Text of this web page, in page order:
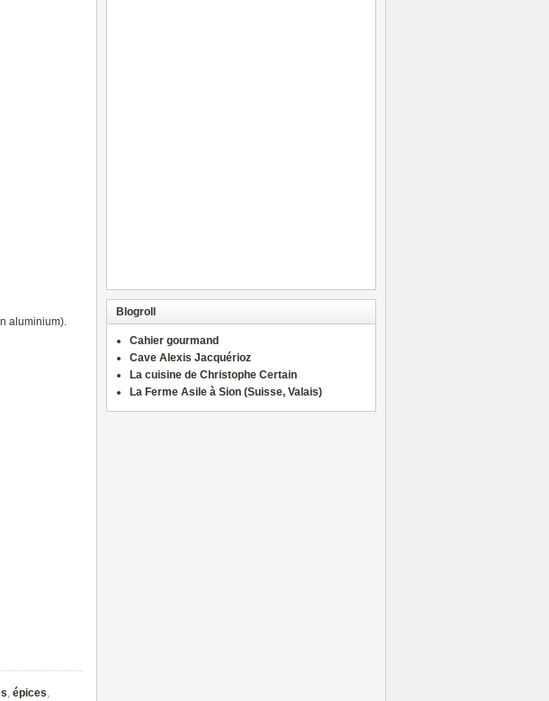
aluminium).
, épices,
Blogroll
Cahier gourmand
Cave Alexis Jacquérioz
La cuisine de Christophe Certain
La Ferme Asile à Sion (Suisse, Valais)